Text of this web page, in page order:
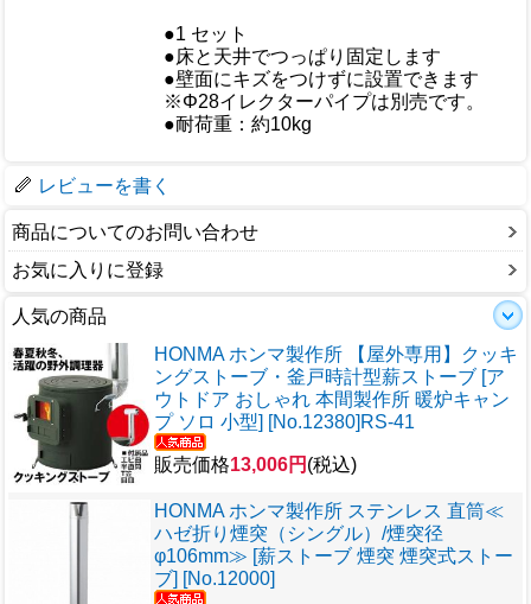
●1 セット
●床と天井でつっぱり固定します
●壁面にキズをつけずに設置できます
※Φ28イレクターパイプは別売です。
●耐荷重：約10kg
レビューを書く
商品についてのお問い合わせ
お気に入りに登録
人気の商品
HONMA ホンマ製作所 【屋外専用】クッキ
ングストーブ・釜戸時計型薪ストーブ [ア
ウトドア おしゃれ 本間製作所 暖炉キャン
プ ソロ 小型] [No.12380]RS-41
販売価格13,006円 (税込)
HONMA ホンマ製作所 ステンレス 直筒≪
ハゼ折り煙突（シングル）/煙突径
φ106mm≫ [薪ストーブ 煙突 煙突式ストー
ブ] [No.12000]